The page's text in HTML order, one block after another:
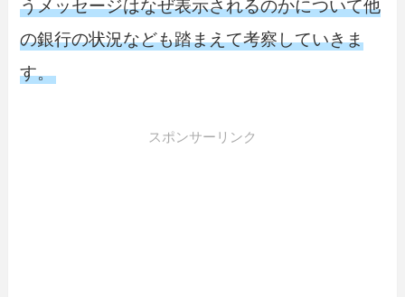
うメッセージはなぜ表示されるのかについて他
の銀行の状況なども踏まえて考察していきま
す。
スポンサーリンク